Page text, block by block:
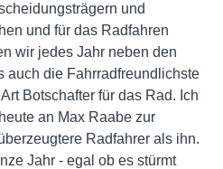
und
und für das Radfahren
wir jedes Jahr neben den
auch die Fahrradfreundlichste
Botschafter für das Rad. Ich
an Max Raabe zur
Radfahrer als ihn.
Jahr - egal ob es stürmt